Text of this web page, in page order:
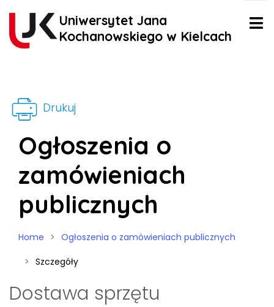
Uniwersytet Jana
Kochanowskiego w Kielcach
Drukuj
Ogłoszenia o
zamówieniach
publicznych
Home
Ogłoszenia o zamówieniach publicznych
Szczegóły
Dostawa sprzętu